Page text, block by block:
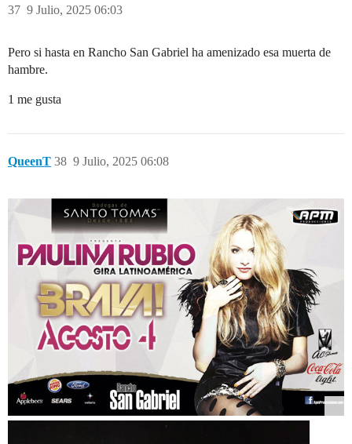
9 Julio, 2025 06:03
37
Pero si hasta en Rancho San Gabriel ha amenizado esa muerta de
hambre.
1 me gusta
QueenT 9 Julio, 2025 06:08
38